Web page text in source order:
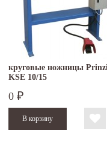
круговые ножницы
KSE 10/15
0 ₽